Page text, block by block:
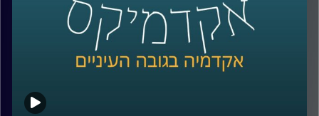
קרדיט תמונות:AudioVersity